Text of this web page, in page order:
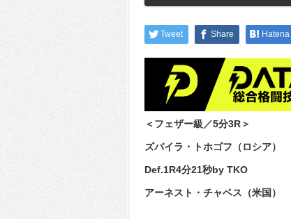
Tweet Share Hatena
＜フェザー級／5分3R＞
ズバイラ・トホゴフ（ロシア）
Def.1R4分21秒by TKO
アーネスト・チャベス（米国）